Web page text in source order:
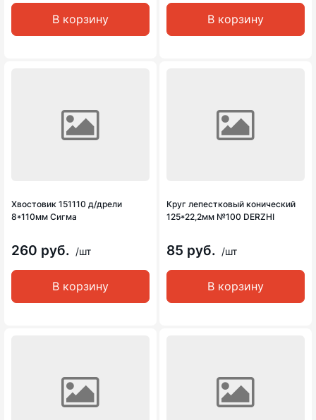
В корзину В корзину
Хвостовик 151110 д/дрели
8*110мм Сигма
260 руб. /шт
В корзину
Круг лепестковый конический
125*22,2мм №100 DERZHI
85 руб. /шт
В корзину